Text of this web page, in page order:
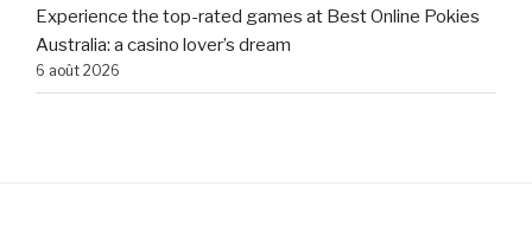
Experience the top-rated games at Best Online Pokies
Australia: a casino lover’s dream
6 août 2026